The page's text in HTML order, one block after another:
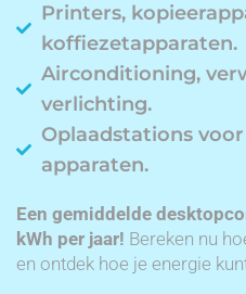
Printers,
koffiezetapparaten.
Airconditioning,
verlichting.
Oplaadstations
apparaten.
Een gemiddelde
kWh per jaar! Bereken nu
en ontdek hoe je energie